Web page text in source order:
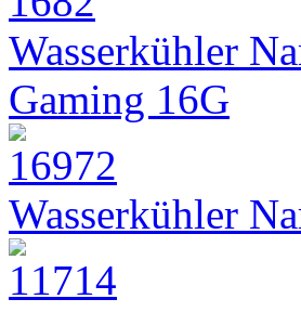
Wasserkühler
Gaming 16G
Wasserkühler